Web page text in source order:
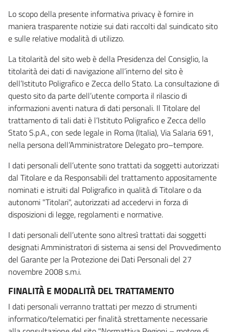
Lo scopo della presente informativa privacy è fornire in
maniera trasparente notizie sui dati raccolti dal suindicato sito
e sulle relative modalità di utilizzo.
La titolarità del sito web è della Presidenza del Consiglio, la
titolarità dei dati di navigazione all’interno del sito è
dell’Istituto Poligrafico e Zecca dello Stato. La consultazione di
questo sito da parte dell’utente comporta il rilascio di
informazioni aventi natura di dati personali. Il Titolare del
trattamento di tali dati è l’Istituto Poligrafico e Zecca dello
Stato S.p.A., con sede legale in Roma (Italia), Via Salaria 691,
nella persona dell’Amministratore Delegato pro–tempore.
I dati personali dell’utente sono trattati da soggetti autorizzati
dal Titolare e da Responsabili del trattamento appositamente
nominati e istruiti dal Poligrafico in qualità di Titolare o da
autonomi "Titolari", autorizzati ad accedervi in forza di
disposizioni di legge, regolamenti e normative.
I dati personali dell’utente sono altresì trattati dai soggetti
designati Amministratori di sistema ai sensi del Provvedimento
del Garante per la Protezione dei Dati Personali del 27
novembre 2008 s.m.i.
FINALITÀ E MODALITÀ DEL TRATTAMENTO
I dati personali verranno trattati per mezzo di strumenti
informatico/telematici per finalità strettamente necessarie